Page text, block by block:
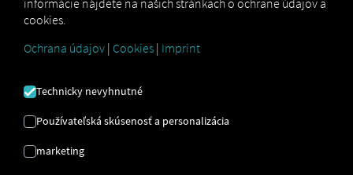
OPENTACH SMART
ANALYSIS PRIPOJIŤ
Integrácia externého poskytovateľa
Už využívate služby nášho partnera
Openservices Consultoria en Transportes
informácie nájdete na našich stránkach o ochrane údajov a
cookies.
Ochrana údajov | Cookies | Imprint
Technicky nevyhnutné
Používateľská skúsenosť a personalizácia
marketing